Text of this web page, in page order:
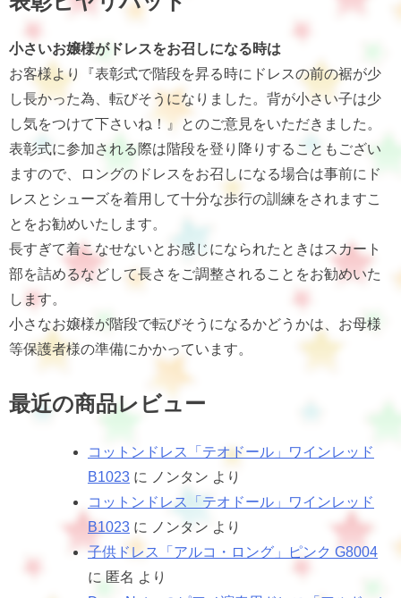
小さいお嬢様がドレスをお召しになる時は
お客様より『表彰式で階段を昇る時にドレスの前の裾が少
し長かった為、転びそうになりました。背が小さい子は少
し気をつけて下さいね！』とのご意見をいただきました。
表彰式に参加される際は階段を登り降りすることもござい
ますので、ロングのドレスをお召しになる場合は事前にド
レスとシューズを着用して十分な歩行の訓練をされますこ
とをお勧めいたします。
長すぎて着こなせないとお感じになられたときはスカート
部を詰めるなどして長さをご調整されることをお勧めいた
します。
小さなお嬢様が階段で転びそうになるかどうかは、お母様
等保護者様の準備にかかっています。
最近の商品レビュー
コットンドレス「テオドール」ワインレッド
B1023 に ノンタン より
コットンドレス「テオドール」ワインレッド
B1023 に ノンタン より
子供ドレス「アルコ・ロング」ピンク G8004
に 匿名 より